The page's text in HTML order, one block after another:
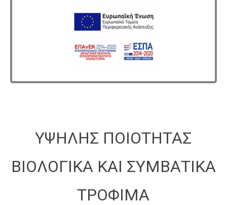
ΥΨΗΛΗΣ ΠΟΙΟΤΗΤΑΣ
ΒΙΟΛΟΓΙΚΑ ΚΑΙ ΣΥΜΒΑΤΙΚΑ
ΤΡΟΦΙΜΑ